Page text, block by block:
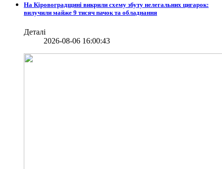
На Кіровоградщині викрили схему збуту нелегальних цигарок:
вилучили майже 9 тисяч пачок та обладнання
Деталі
2026-08-06 16:00:43